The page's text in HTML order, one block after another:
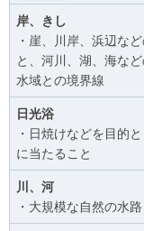
岸、きし
・崖、川岸、浜辺な
と、河川、湖、海な
水域との境界線
日光浴
・日焼けなどを目的
に当たること
川、河
・大規模な自然の水路